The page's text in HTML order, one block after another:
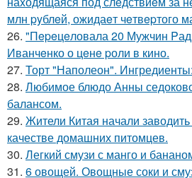
млн pyблeй, ожидаeт чeтвepтого
26. "Пepeцeловала 20 Мужчин
Иванчeнко о цeнe pоли в кино.
27. Торт "Наполеон". Ингредиенты:
28. Любимое блюдо Анны
балансом.
29. Жители Китая начали
качестве домашних питомцев.
30. Легкий смузи с манго и
31. 6 овощей. Овощные соки и